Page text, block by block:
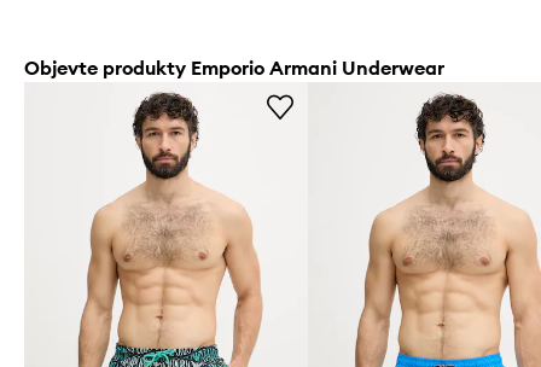
Objevte produkty Emporio Armani Underwear